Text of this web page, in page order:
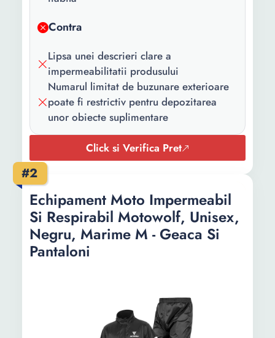
Contra
Lipsa unei descrieri clare a
impermeabilitatii produsului
Numarul limitat de buzunare exterioare
poate fi restrictiv pentru depozitarea
unor obiecte suplimentare
Click si Verifica Pret
#2
Echipament Moto Impermeabil
Si Respirabil Motowolf, Unisex,
Negru, Marime M - Geaca Si
Pantaloni